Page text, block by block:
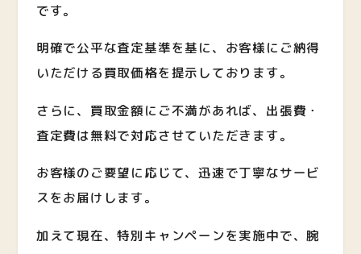
です。
明確で公平な査定基準を基に、お客様にご納得
いただける買取価格を提示しております。
さらに、買取金額にご不満があれば、出張費・
査定費は無料で対応させていただきます。
お客様のご要望に応じて、迅速で丁寧なサービ
スをお届けします。
加えて現在、特別キャンペーンを実施中で、腕